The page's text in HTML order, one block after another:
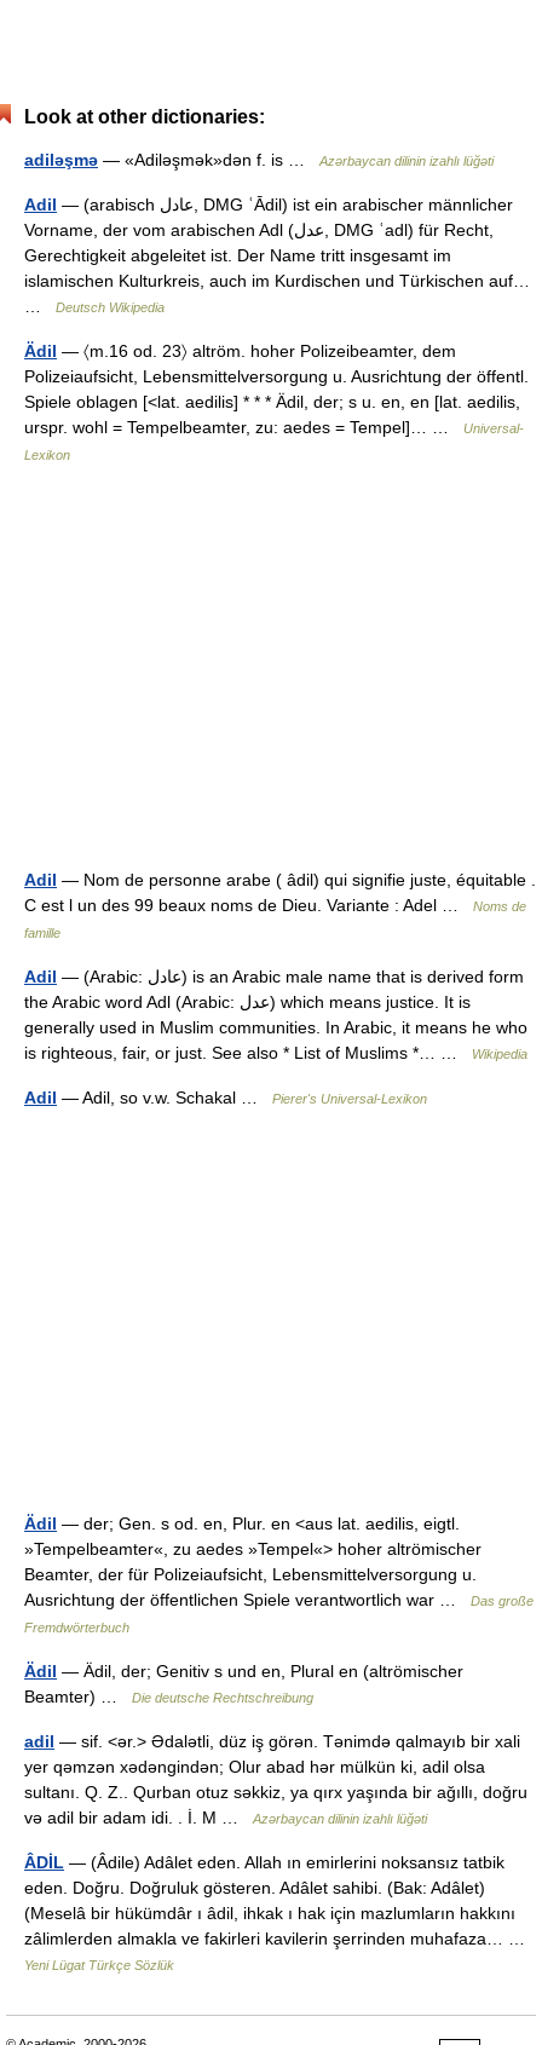
Look at other dictionaries:
adiləşmə — «Adiləşmək»dən f. is … Azərbaycan dilinin izahlı lüğəti
Adil — (arabisch ‏عادل‎, DMG ʿĀdil) ist ein arabischer männlicher
Vorname, der vom arabischen Adl (‏عدل‎, DMG ʿadl) für Recht,
Gerechtigkeit abgeleitet ist. Der Name tritt insgesamt im
islamischen Kulturkreis, auch im Kurdischen und Türkischen auf…
Deutsch Wikipedia
Ädil — 〈m.16 od. 23〉 altröm. hoher Polizeibeamter, dem
Polizeiaufsicht, Lebensmittelversorgung u. Ausrichtung der öffentl.
Spiele oblagen [<lat. aedilis] * * * Ädil, der; s u. en, en [lat. aedilis,
urspr. wohl = Tempelbeamter, zu: aedes = Tempel]… …
Universal-
Lexikon
Adil — Nom de personne arabe ( âdil) qui signifie juste, équitable .
C est l un des 99 beaux noms de Dieu. Variante : Adel …
Noms de
famille
Adil — (Arabic: عادل) is an Arabic male name that is derived form
the Arabic word Adl (Arabic: عدل) which means justice. It is
generally used in Muslim communities. In Arabic, it means he who
is righteous, fair, or just. See also * List of Muslims *… …
Wikipedia
Adil — Adil, so v.w. Schakal … Pierer's Universal-Lexikon
Ädil — der; Gen. s od. en, Plur. en <aus lat. aedilis, eigtl.
»Tempelbeamter«, zu aedes »Tempel«> hoher altrömischer
Beamter, der für Polizeiaufsicht, Lebensmittelversorgung u.
Ausrichtung der öffentlichen Spiele verantwortlich war …
Das große
Fremdwörterbuch
Ädil — Ädil, der; Genitiv s und en, Plural en (altrömischer
Beamter) …
Die deutsche Rechtschreibung
adil — sif. <ər.> Ədalətli, düz iş görən. Tənimdə qalmayıb bir xali
yer qəmzən xədəngindən; Olur abad hər mülkün ki, adil olsa
sultanı. Q. Z.. Qurban otuz səkkiz, ya qırx yaşında bir ağıllı, doğru
və adil bir adam idi. . İ. M …
Azərbaycan dilinin izahlı lüğəti
ÂDİL — (Âdile) Adâlet eden. Allah ın emirlerini noksansız tatbik
eden. Doğru. Doğruluk gösteren. Adâlet sahibi. (Bak: Adâlet)
(Meselâ bir hükümdâr ı âdil, ihkak ı hak için mazlumların hakkını
zâlimlerden almakla ve fakirleri kavilerin şerrinden muhafaza… …
Yeni Lügat Türkçe Sözlük